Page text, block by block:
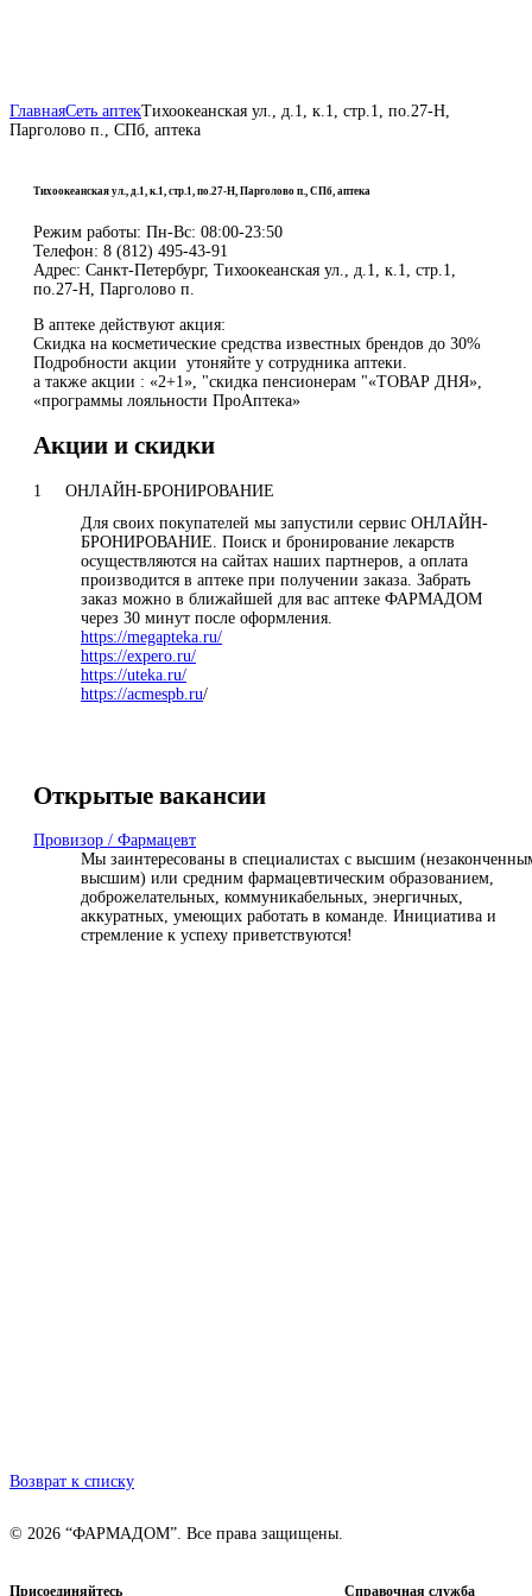
ГлавнаяСеть аптекТихоокеанская ул., д.1, к.1, стр.1, по.27-Н,
Парголово п., СПб, аптека
Тихоокеанская ул., д.1, к.1, стр.1, по.27-Н, Парголово п., СПб, аптека
Режим работы: Пн-Вс: 08:00-23:50
Телефон: 8 (812) 495-43-91
Адрес: Санкт-Петербург, Тихоокеанская ул., д.1, к.1, стр.1,
по.27-Н, Парголово п.
В аптеке действуют акция:
Скидка на косметические средства известных брендов до 30%
Подробности акции утоняйте у сотрудника аптеки.
а также акции : «2+1», "скидка пенсионерам "«ТОВАР ДНЯ»,
«программы лояльности ПроАптека»
Акции и скидки
1
ОНЛАЙН-БРОНИРОВАНИЕ
Для своих покупателей мы запустили сервис ОНЛАЙН-
БРОНИРОВАНИЕ. Поиск и бронирование лекарств
осуществляются на сайтах наших партнеров, а оплата
производится в аптеке при получении заказа. Забрать
заказ можно в ближайшей для вас аптеке ФАРМАДОМ
через 30 минут после оформления.
https://megapteka.ru/
https://expero.ru/
https://uteka.ru/
https://acmespb.ru/
Открытые вакансии
Провизор / Фармацевт
Мы заинтересованы в специалистах с высшим
высшим) или средним фармацевтическим образованием,
доброжелательных, коммуникабельных, энергичных,
аккуратных, умеющих работать в команде. Инициатива и
стремление к успеху приветствуются!
Возврат к списку
© 2026 “ФАРМАДОМ”. Все права защищены.
Присоединяйтесь Справочная служба